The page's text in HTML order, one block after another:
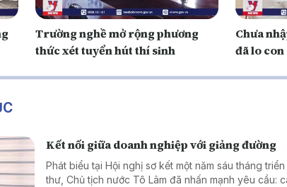
Trường nghề mở rộng phương
thức xét tuyển hút thí sinh
Chưa
đã lo con
Kết nối giữa doanh nghiệp với giảng đường
Phát biểu tại Hội nghị sơ kết một năm sáu tháng
thư, Chủ tịch nước Tô Lâm đã nhấn mạnh yêu cầu: